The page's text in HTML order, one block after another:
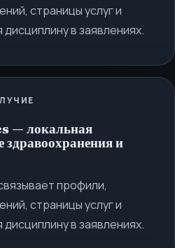
страницы услуг и
в заявлениях.
— локальная
здравоохранения и
профили,
страницы услуг и
в заявлениях.